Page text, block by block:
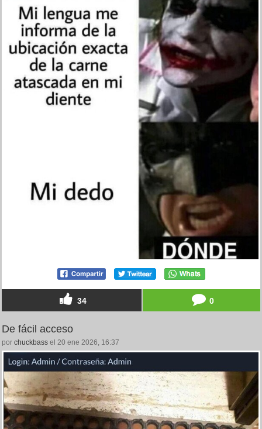
34 0
De fácil acceso
por chuckbass el 20 ene 2026, 16:37